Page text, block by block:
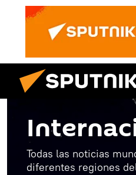
Todas las noticias
diferentes regiones